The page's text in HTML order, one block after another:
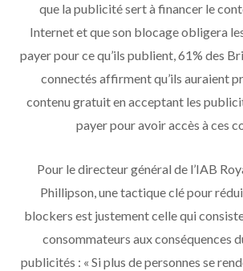
que la publicité sert à financer le
Internet et que son blocage obligera
payer pour ce qu’ils publient, 61% des
connectés affirment qu’ils auraient
contenu gratuit en acceptant les
payer pour avoir accès à ces
Pour le directeur général de l’IAB
Phillipson, une tactique clé pour
blockers est justement celle qui
consommateurs aux conséquences
publicités : « Si plus de personnes se